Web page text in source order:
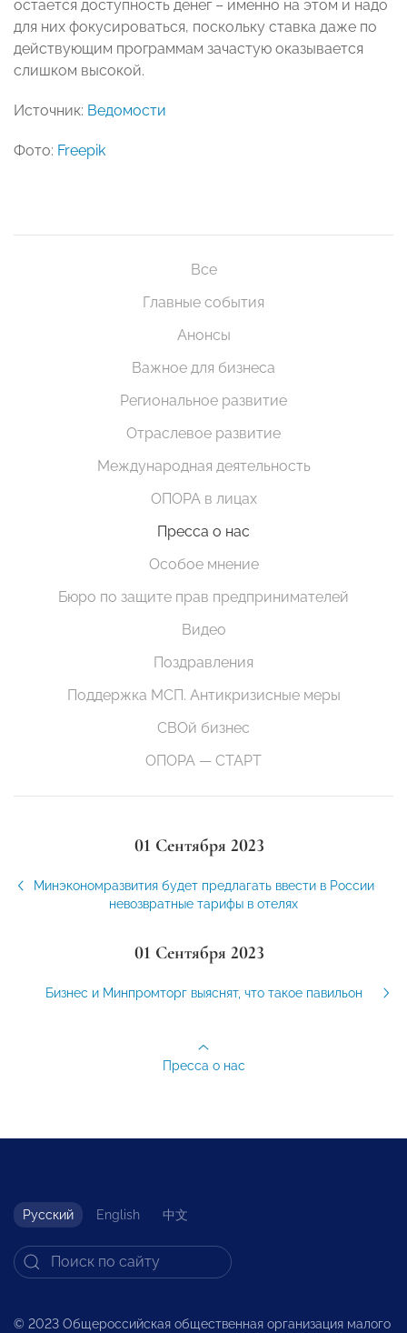
остается доступность денег – именно на этом и надо
для них фокусироваться, поскольку ставка даже по
действующим программам зачастую оказывается
слишком высокой.
Источник: Ведомости
Фото: Freepik
Все
Главные события
Анонсы
Важное для бизнеса
Региональное развитие
Отраслевое развитие
Международная деятельность
ОПОРА в лицах
Пресса о нас
Особое мнение
Бюро по защите прав предпринимателей
Видео
Поздравления
Поддержка МСП. Антикризисные меры
СВОй бизнес
ОПОРА — СТАРТ
01 Сентября 2023
Минэкономразвития будет предлагать ввести в России
невозвратные тарифы в отелях
01 Сентября 2023
Бизнес и Минпромторг выяснят, что такое павильон
Пресса о нас
Русский English 中文
© 2023 Общероссийская общественная организация малого